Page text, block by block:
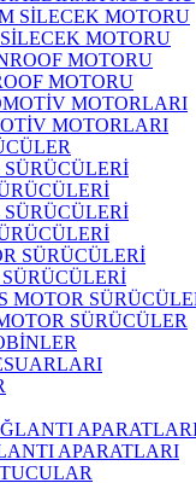
MOTORU
MOTORU
MOTORLARI
SÜRÜCÜLERİ
SÜRÜCÜLER
APARATLARI